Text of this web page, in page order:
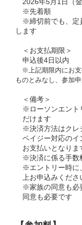
※先着順
※締切前でも、定
します
＜お支払期限＞
申込後4日以内
※上記期限内にお支
ものとみなし、参加
＜備考＞
※ローソンエント
だけます
※決済方法はクレ
ペイジー対応のイ
お支払いとなりま
※決済に係る手数
※エントリー時に
上お申込みくださ
※家族の同意も必
同意も必要です